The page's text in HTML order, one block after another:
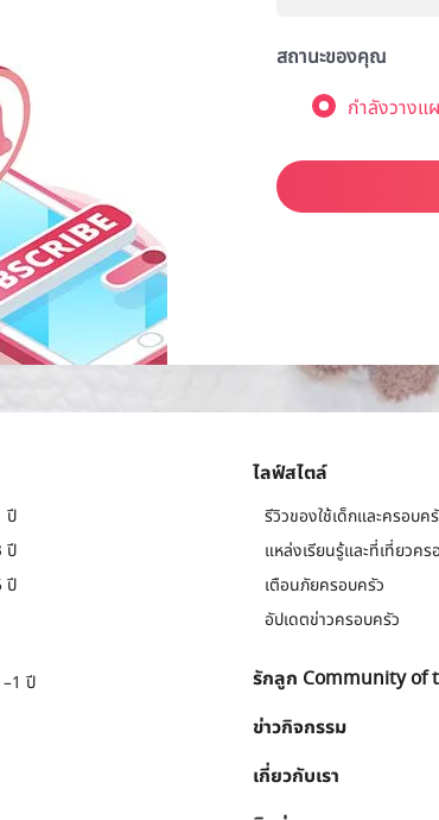
สถานะของคุณ
กำลังวาง
ปี
ปี
ปี
–1 ปี
ไลฟ์สไตล์
รีวิวของใช้เด็กและครอบค
แหล่งเรียนรู้และที่เที่ยวคร
เตือนภัยครอบครัว
อัปเดตข่าวครอบครัว
รักลูก Community of
ข่าวกิจกรรม
เกี่ยวกับเรา